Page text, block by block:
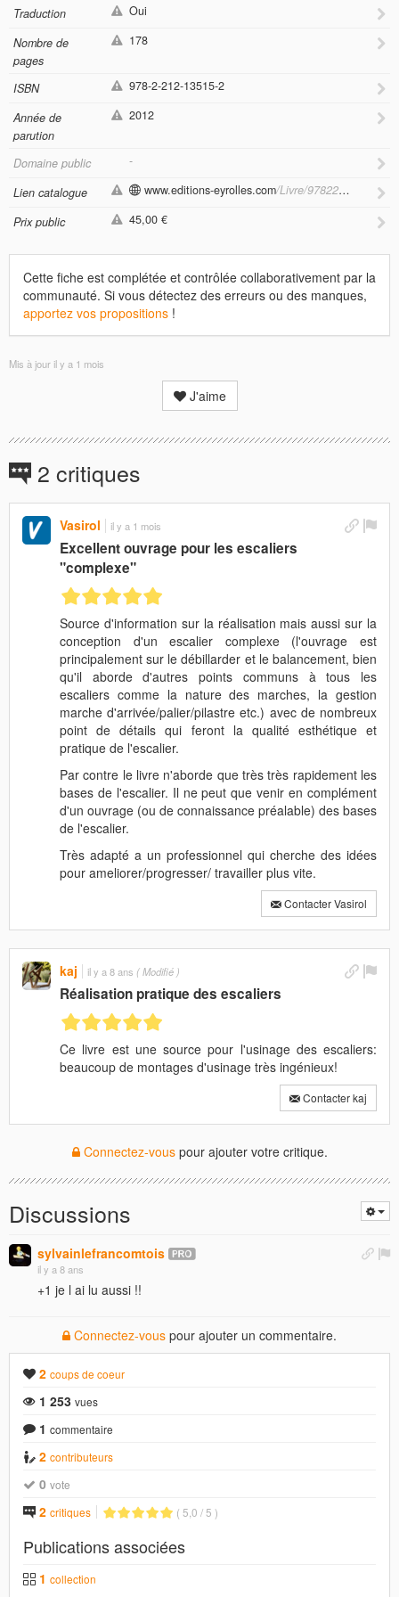
Traduction
Oui
Nombre de
pages
178
ISBN
978-2-212-13515-2
Année de
parution
2012
Domaine public
-
Lien catalogue
www.editions-eyrolles.com/Livre/9782212135152/construction-artisanale-d-escaliers-en-bois
Prix public
45,00 €
Cette fiche est complétée et contrôlée collaborativement par la
communauté. Si vous détectez des erreurs ou des manques,
apportez vos propositions !
Mis à jouril y a 1 mois
J'aime
2 critiques
Vasirol il y a 1 mois
Excellent ouvrage pour les escaliers
"complexe"
Source d'information sur la réalisation mais aussi sur la
conception d'un escalier complexe (l'ouvrage est
principalement sur le débillarder et le balancement, bien
qu'il aborde d'autres points communs à tous les
escaliers comme la nature des marches, la gestion
marche d'arrivée/palier/pilastre etc.) avec de nombreux
point de détails qui feront la qualité esthétique et
pratique de l'escalier.
Par contre le livre n'aborde que très très rapidement les
bases de l'escalier. Il ne peut que venir en complément
d'un ouvrage (ou de connaissance préalable) des bases
de l'escalier.
Très adapté a un professionnel qui cherche des idées
pour ameliorer/progresser/ travailler plus vite.
Contacter Vasirol
kaj il y a 8 ans ( Modifié )
Réalisation pratique des escaliers
Ce livre est une source pour l'usinage des escaliers:
beaucoup de montages d'usinage très ingénieux!
Contacter kaj
Connectez-vouspour ajouter votre critique.
Discussions
sylvainlefrancomtois
il y a 8 ans
+1 je l ai lu aussi !!
Connectez-vous pour ajouter un commentaire.
2 coups de coeur
1 253 vues
1 commentaire
2 contributeurs
0 vote
2 critiques ( 5,0 / 5 )
Publications associées
1 collection